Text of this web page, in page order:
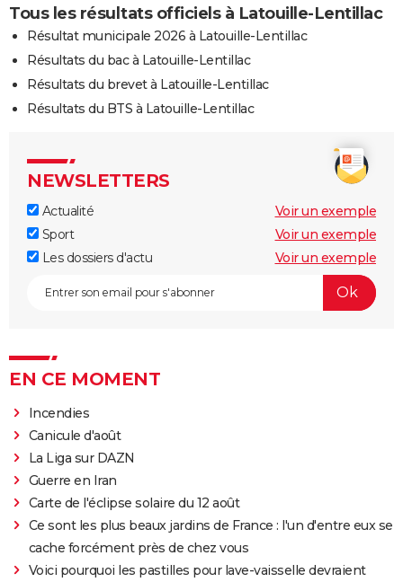
Tous les résultats officiels à Latouille-Lentillac
Résultat municipale 2026 à Latouille-Lentillac
Résultats du bac à Latouille-Lentillac
Résultats du brevet à Latouille-Lentillac
Résultats du BTS à Latouille-Lentillac
NEWSLETTERS
Actualité
Voir un exemple
Sport
Voir un exemple
Les dossiers d'actu
Voir un exemple
EN CE MOMENT
Incendies
Canicule d'août
La Liga sur DAZN
Guerre en Iran
Carte de l'éclipse solaire du 12 août
Ce sont les plus beaux jardins de France : l'un d'entre eux se
cache forcément près de chez vous
Voici pourquoi les pastilles pour lave-vaisselle devraient